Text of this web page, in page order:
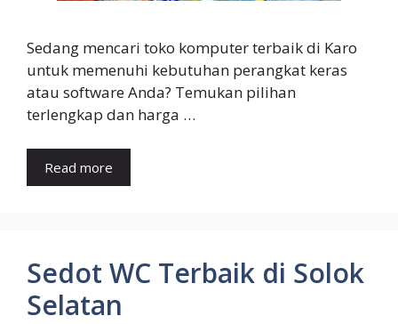
Sedang mencari toko komputer terbaik di Karo
untuk memenuhi kebutuhan perangkat keras
atau software Anda? Temukan pilihan
terlengkap dan harga …
Read more
Sedot WC Terbaik di Solok
Selatan